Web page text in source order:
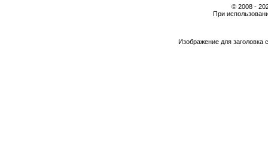
© 2008 -
При
Изображение для